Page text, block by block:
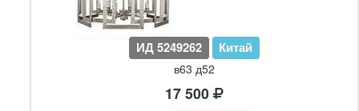
ИД 5249262 Китай
в63 д52
17 500